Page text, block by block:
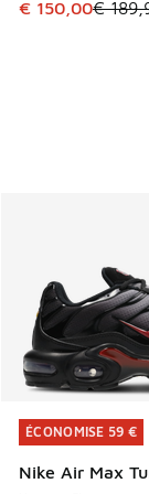
Cet article est
€ 150,00€
ÉCONOMISE 59 €
Nike Air Max
ÉCONOMISE 59 €